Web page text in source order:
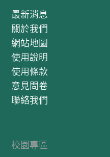
最新消息
關於我們
網站地圖
使用說明
使用條款
意見問卷
聯絡我們
校園專區